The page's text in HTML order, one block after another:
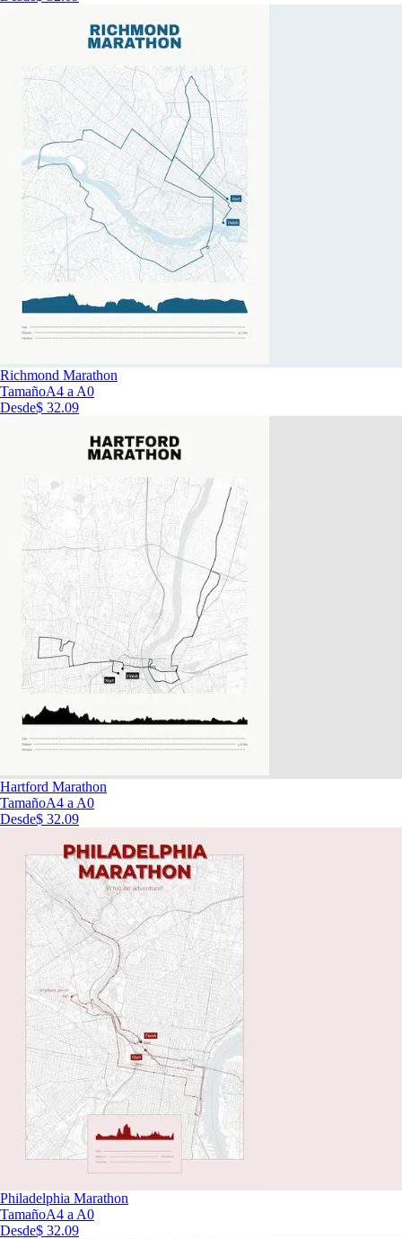
Richmond Marathon
TamañoA4 a A0
Desde$ 32.09
Hartford Marathon
TamañoA4 a A0
Desde$ 32.09
Philadelphia Marathon
TamañoA4 a A0
Desde$ 32.09